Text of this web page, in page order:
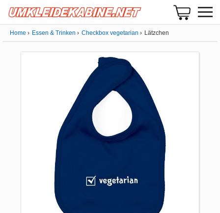
Home Essen & Trinken Checkbox vegetarian Lätzchen